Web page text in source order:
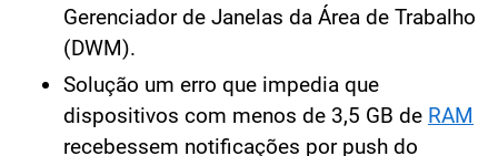
Gerenciador de Janelas da Área de Trabalho
(DWM).
Solução um erro que impedia que
dispositivos com menos de 3,5 GB de RAM
recebessem notificações por push do